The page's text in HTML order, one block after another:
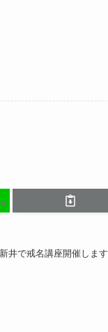
井で戒名講座開催します